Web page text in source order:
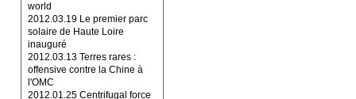
world
2012.03.19 Le premier parc
solaire de Haute Loire
inauguré
2012.03.13 Terres rares :
offensive contre la Chine à
l'OMC
2012.01.25 Centrifugal force